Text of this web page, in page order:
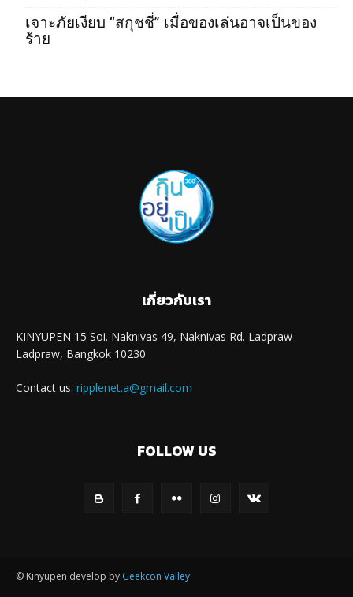
เจาะภัยเงียบ “สกุชชี่” เมื่อของเล่นอาจเป็นของ
ร้าย
เกี่ยวกับเรา
KINYUPEN 15 Soi. Naknivas 49, Naknivas Rd. Ladpraw
Ladpraw, Bangkok 10230
Contact us: ripplenet.a@gmail.com
FOLLOW US
© Kinyupen develop by Geekcon Valley